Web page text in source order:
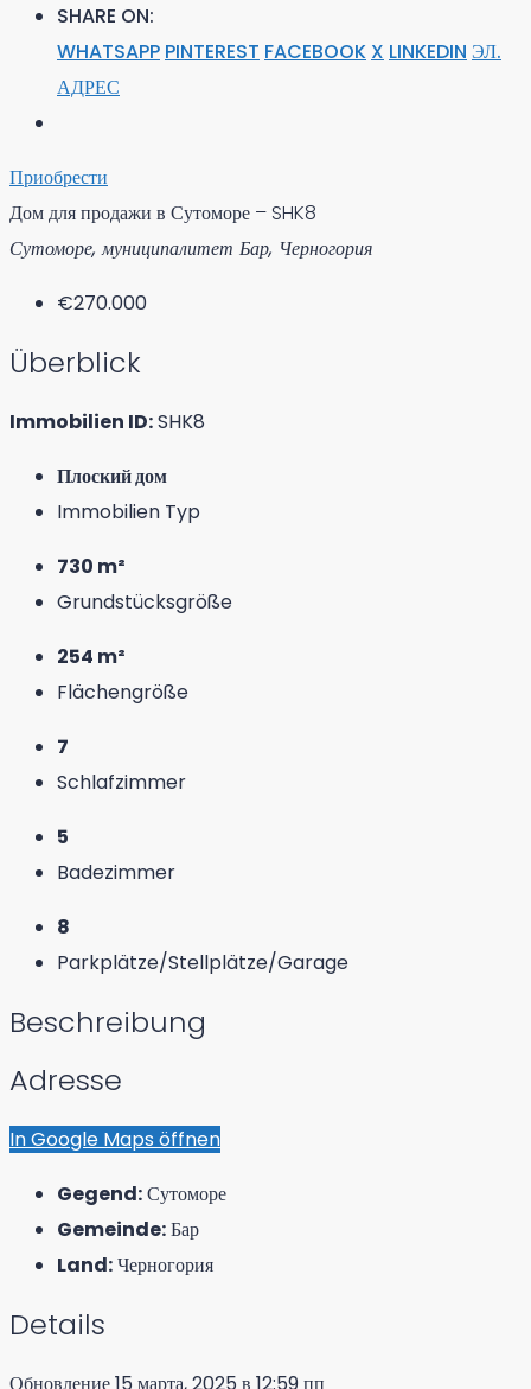
SHARE ON:
WHATSAPP PINTEREST FACEBOOK X LINKEDIN ЭЛ.
АДРЕС
Приобрести
Дом для продажи в Сутоморе – SHK8
Сутоморе, муниципалитет Бар, Черногория
€270.000
Überblick
Immobilien ID:SHK8
Плоский дом
Immobilien Typ
730 m²
Grundstücksgröße
254 m²
Flächengröße
7
Schlafzimmer
5
Badezimmer
8
Parkplätze/Stellplätze/Garage
Beschreibung
Adresse
In Google Maps öffnen
Gegend:Сутоморе
Gemeinde:Бар
Land:Черногория
Details